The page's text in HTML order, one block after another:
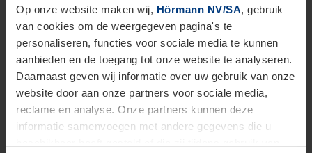
Op onze website maken wij, Hörmann NV/SA, gebruik
van cookies om de weergegeven pagina's te
personaliseren, functies voor sociale media te kunnen
aanbieden en de toegang tot onze website te analyseren.
Daarnaast geven wij informatie over uw gebruik van onze
website door aan onze partners voor sociale media,
reclame en analyse. Onze partners kunnen deze
informatie samenvoegen met andere gegevens die u